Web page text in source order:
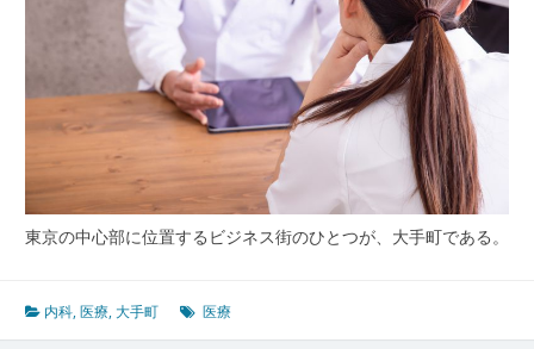
東京の中心部に位置するビジネス街のひとつが、大手町である。
内科,医療,大手町 医療